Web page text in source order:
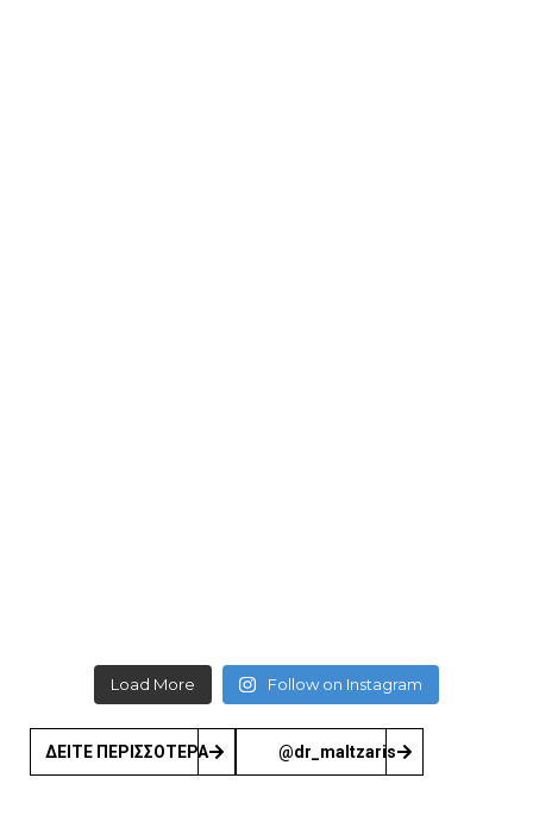
Load More Follow on Instagram
ΔΕΙΤΕ ΠΕΡΙΣΣΟΤΕΡΑ @dr_maltzaris